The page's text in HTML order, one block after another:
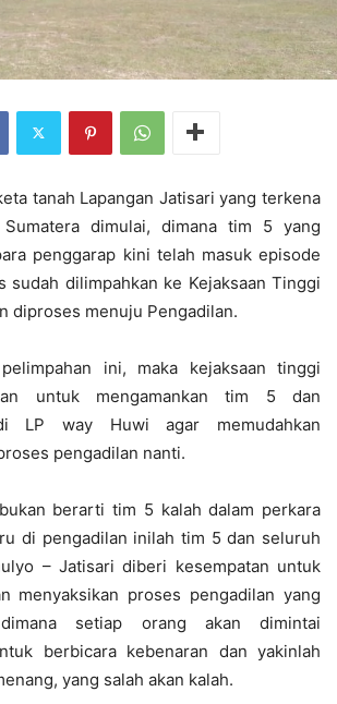
tanah Lapangan Jatisari yang terkena
dimulai, dimana tim 5 yang
penggarap kini telah masuk episode
sudah dilimpahkan ke Kejaksaan Tinggi
diproses menuju Pengadilan.
ini, maka kejaksaan tinggi
untuk mengamankan tim 5 dan
LP way Huwi agar memudahkan
pengadilan nanti.
berarti tim 5 kalah dalam perkara
di pengadilan inilah tim 5 dan seluruh
– Jatisari diberi kesempatan untuk
menyaksikan proses pengadilan yang
dimana setiap orang akan dimintai
berbicara kebenaran dan yakinlah
yang salah akan kalah.